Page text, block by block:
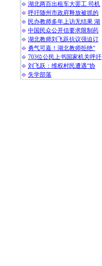
湖北两百出租车大罢工 司机
呼吁随州市政府释放被抓的
民办教师多年上访无结果 湖
中国民众公开信要求限制药
湖北教师刘飞跃抗议强迫订
勇气可嘉！湖北教师拒绝“
703位公民上书国家机关呼吁
刘飞跃：维权村民遭遇“协
失学部落